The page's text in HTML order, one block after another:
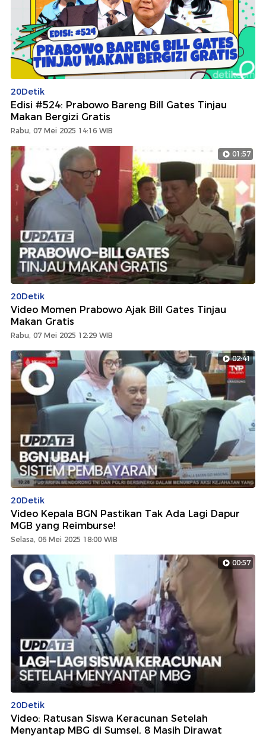
20Detik
Edisi #524: Prabowo Bareng Bill Gates Tinjau
Makan Bergizi Gratis
Rabu, 07 Mei 2025 14:16 WIB
01:57
20Detik
Video Momen Prabowo Ajak Bill Gates Tinjau
Makan Gratis
Rabu, 07 Mei 2025 12:29 WIB
02:41
20Detik
Video Kepala BGN Pastikan Tak Ada Lagi Dapur
MGB yang Reimburse!
Selasa, 06 Mei 2025 18:00 WIB
00:57
20Detik
Video: Ratusan Siswa Keracunan Setelah
Menyantap MBG di Sumsel, 8 Masih Dirawat